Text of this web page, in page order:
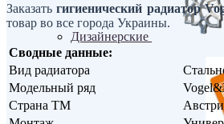
Дизайнерские
Заказатьгигиенический радиатор
товар во все города Украины.
Сводные данные:
Вид радиатора
Модельный ряд
Страна ТМ